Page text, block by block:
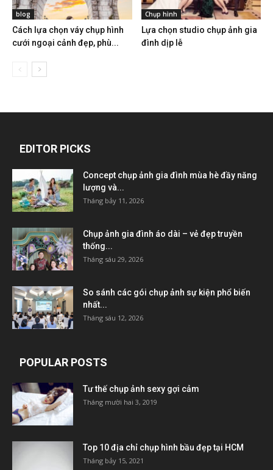
blog
Cách lựa chọn váy chụp hình
cưới ngoại cảnh đẹp, phù...
Chụp hình
Lựa chọn studio chụp ảnh gia
đình dịp lễ
EDITOR PICKS
Concept chụp ảnh gia đình mùa hè đầy năng
lượng và...
Tháng bảy 11, 2026
Chụp ảnh gia đình áo dài – vẻ đẹp truyền
thống...
Tháng sáu 29, 2026
So sánh các gói chụp ảnh sự kiện phổ biến
nhất...
Tháng sáu 12, 2026
POPULAR POSTS
Tư thế chụp ảnh sexy gợi cảm
Tháng mười hai 3, 2019
Top 10 địa chỉ chụp hình bầu đẹp tại HCM
Tháng bảy 15, 2021